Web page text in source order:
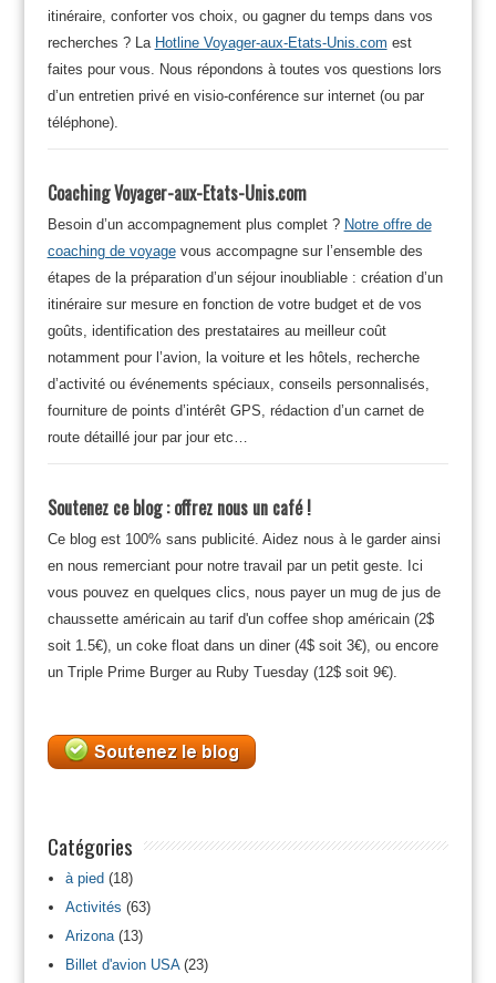
itinéraire, conforter vos choix, ou gagner du temps dans vos
recherches ? La Hotline Voyager-aux-Etats-Unis.com est
faites pour vous. Nous répondons à toutes vos questions lors
d’un entretien privé en visio-conférence sur internet (ou par
téléphone).
Coaching Voyager-aux-Etats-Unis.com
Besoin d’un accompagnement plus complet ? Notre offre de
coaching de voyagevous accompagne sur l’ensemble des
étapes de la préparation d’un séjour inoubliable : création d’un
itinéraire sur mesure en fonction de votre budget et de vos
goûts, identification des prestataires au meilleur coût
notamment pour l’avion, la voiture et les hôtels, recherche
d’activité ou événements spéciaux, conseils personnalisés,
fourniture de points d’intérêt GPS, rédaction d’un carnet de
route détaillé jour par jour etc…
Soutenez ce blog : offrez nous un café !
Ce blog est 100% sans publicité. Aidez nous à le garder ainsi
en nous remerciant pour notre travail par un petit geste. Ici
vous pouvez en quelques clics, nous payer un mug de jus de
chaussette américain au tarif d'un coffee shop américain (2$
soit 1.5€), un coke float dans un diner (4$ soit 3€), ou encore
un Triple Prime Burger au Ruby Tuesday (12$ soit 9€).
Catégories
à pied(18)
Activités (63)
Arizona(13)
Billet d'avion USA(23)